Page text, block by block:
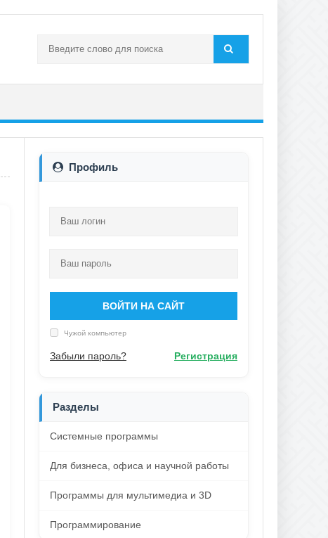
Профиль
ВОЙТИ НА САЙТ
Чужой компьютер
Забыли пароль? Регистрация
Разделы
Системные программы
Для бизнеса, офиса и научной работы
Программы для мультимедиа и 3D
Программирование